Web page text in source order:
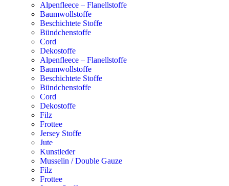
Alpenfleece – Flanellstoffe
Baumwollstoffe
Beschichtete Stoffe
Bündchenstoffe
Cord
Dekostoffe
Alpenfleece – Flanellstoffe
Baumwollstoffe
Beschichtete Stoffe
Bündchenstoffe
Cord
Dekostoffe
Filz
Frottee
Jersey Stoffe
Jute
Kunstleder
Musselin / Double Gauze
Filz
Frottee